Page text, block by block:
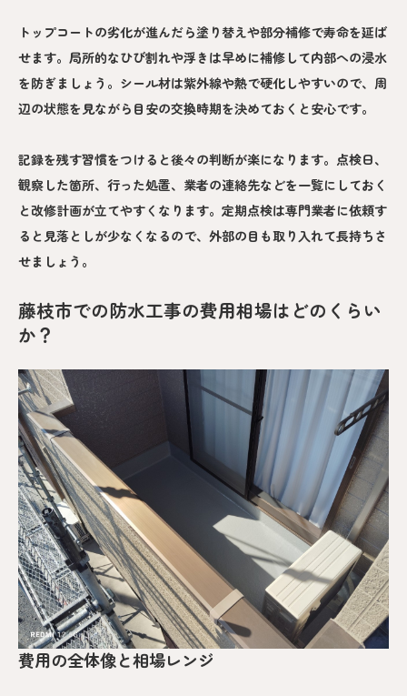
トップコートの劣化が進んだら塗り替えや部分補修で寿命を延ば
せます。局所的なひび割れや浮きは早めに補修して内部への浸水
を防ぎましょう。シール材は紫外線や熱で硬化しやすいので、周
辺の状態を見ながら目安の交換時期を決めておくと安心です。
記録を残す習慣をつけると後々の判断が楽になります。点検日、
観察した箇所、行った処置、業者の連絡先などを一覧にしておく
と改修計画が立てやすくなります。定期点検は専門業者に依頼す
ると見落としが少なくなるので、外部の目も取り入れて長持ちさ
せましょう。
藤枝市での防水工事の費用相場はどのくらい
か？
費用の全体像と相場レンジ